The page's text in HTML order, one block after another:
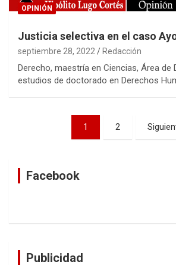
OPINIÓN
Justicia selectiva en el caso
septiembre 28, 2022 Redacción
Derecho, maestría en Ciencias, Área de
estudios de doctorado en Derechos
Navegación
1 2
Facebook
Publicidad